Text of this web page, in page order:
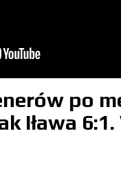
po
Iława 6:1.